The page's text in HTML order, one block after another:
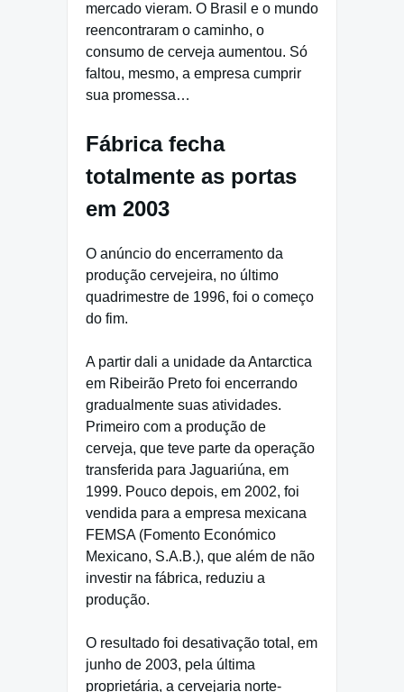
mercado vieram. O Brasil e o mundo
reencontraram o caminho, o
consumo de cerveja aumentou. Só
faltou, mesmo, a empresa cumprir
sua promessa…
Fábrica fecha
totalmente as portas
em 2003
O anúncio do encerramento da
produção cervejeira, no último
quadrimestre de 1996, foi o começo
do fim.
A partir dali a unidade da Antarctica
em Ribeirão Preto foi encerrando
gradualmente suas atividades.
Primeiro com a produção de
cerveja, que teve parte da operação
transferida para Jaguariúna, em
1999. Pouco depois, em 2002, foi
vendida para a empresa mexicana
FEMSA (Fomento Económico
Mexicano, S.A.B.), que além de não
investir na fábrica, reduziu a
produção.
O resultado foi desativação total, em
junho de 2003, pela última
proprietária, a cervejaria norte-